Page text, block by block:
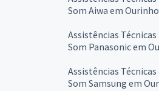
Som Aiwa em
Assistências
Som Panasonic em
Assistências
Som Samsung em